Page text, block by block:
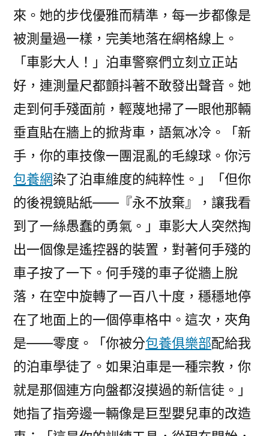
來。她的步伐優雅而精準，每一步都像是
被測量過一樣，完美地落在網格線上。
「車影大人！」泊車警察們立刻立正站
好，連測量尺都顫抖著不敢發出聲音。她
走到何手殘面前，輕蔑地掃了一眼他那輛
垂直貼在牆上的掀背車，語氣冰冷。「新
手，你的車技像一團混亂的毛線球。你污
包養網染了泊車維度的純粹性。」「但你
的後視鏡貼紙——『永不放棄』，讓我看
到了一絲愚蠢的勇氣。」車影大人突然掏
出一個像是遙控器的裝置，對著何手殘的
車子按了一下。何手殘的車子從牆上脫
落，在空中旋轉了一百八十度，穩穩地停
在了地面上的一個停車格中。這次，夾角
是——零度。「你被分包養俱樂部配給我
的泊車學徒了。如果泊車是一種宗教，你
就是那個連方向盤都沒摸過的新信徒。」
她指了指旁邊一輛像是巨型嬰兒車的改造